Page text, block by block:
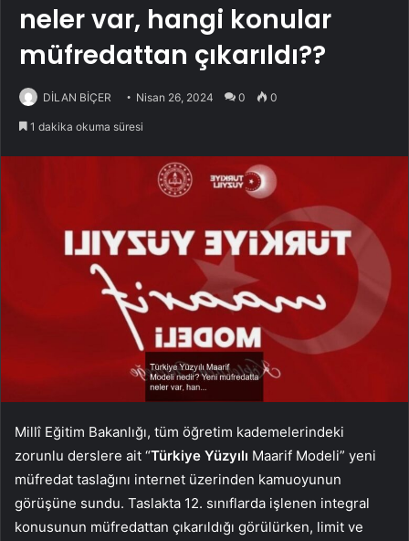
neler var, hangi konular
müfredattan çıkarıldı??
DİLAN BİÇER Nisan 26, 2024 0 0
1 dakika okuma süresi
Millî Eğitim Bakanlığı, tüm öğretim kademelerindeki
zorunlu derslere ait “Türkiye Yüzyılı Maarif Modeli” yeni
müfredat taslağını internet üzerinden kamuoyunun
görüşüne sundu. Taslakta 12. sınıflarda işlenen integral
konusunun müfredattan çıkarıldığı görülürken, limit ve